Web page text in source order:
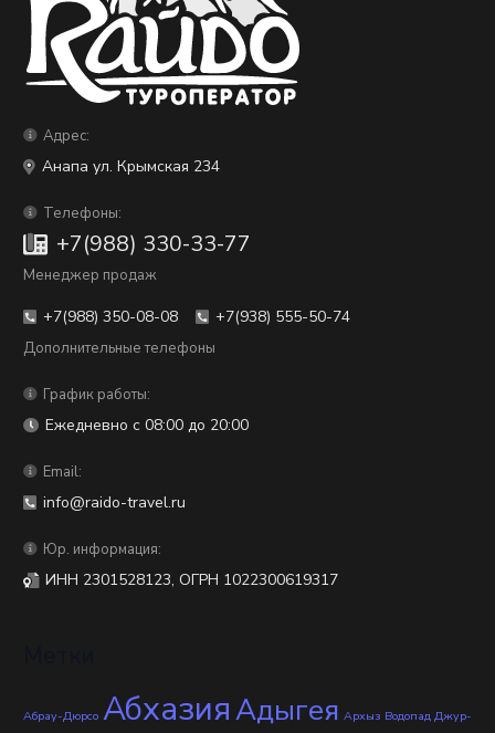
Адрес:
Анапа ул. Крымская 234
Телефоны:
+7(988) 330-33-77
Менеджер продаж
+7(988) 350-08-08 +7(938) 555-50-74
Дополнительные телефоны
График работы:
Ежедневно с 08:00 до 20:00
Email:
info@raido-travel.ru
Юр. информация:
ИНН 2301528123, ОГРН 1022300619317
Абрау-Дюрсо АбхазияАдыгея Архыз Водопад Джур-